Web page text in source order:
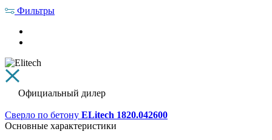
Фильтры
Официальный дилер
Сверло по бетону ELitech 1820.042600
Основные характеристики